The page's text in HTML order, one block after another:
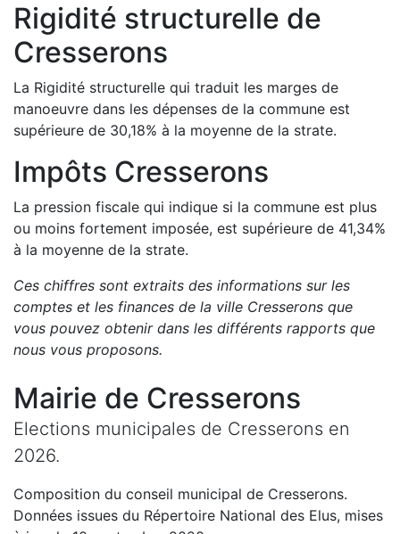
Rigidité structurelle de
Cresserons
La Rigidité structurelle qui traduit les marges de
manoeuvre dans les dépenses de la commune est
supérieure de 30,18% à la moyenne de la strate.
Impôts Cresserons
La pression fiscale qui indique si la commune est plus
ou moins fortement imposée, est supérieure de 41,34%
à la moyenne de la strate.
Ces chiffres sont extraits des informations sur les
comptes et les finances de la ville Cresserons que
vous pouvez obtenir dans les différents rapports que
nous vous proposons.
Mairie de Cresserons
Elections municipales de Cresserons en
2026.
Composition du conseil municipal de Cresserons.
Données issues du Répertoire National des Elus, mises